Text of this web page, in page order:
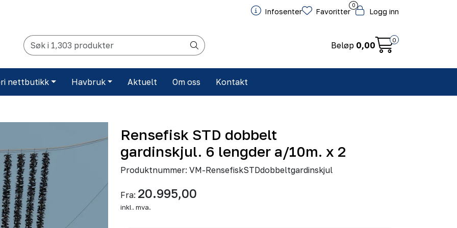
Infosenter
0
Favoritter Logg inn
Beløp 0,00
0
nettbutikk Havbruk Aktuelt Om oss Kontakt
Rensefisk STD dobbelt
gardinskjul. 6 lengder a/10m. x 2
Produktnummer: VM-RensefiskSTDdobbeltgardinskjul
Fra: 20.995,00
inkl. mva.